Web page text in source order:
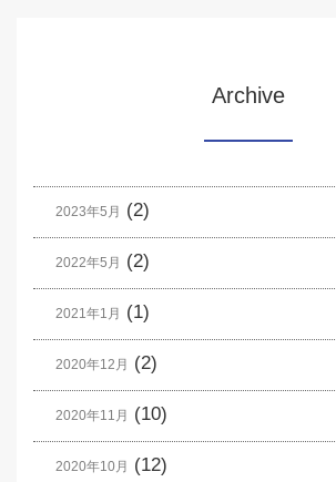
Archive
2023年5月 (2)
2022年5月 (2)
2021年1月 (1)
2020年12月 (2)
2020年11月 (10)
2020年10月 (12)